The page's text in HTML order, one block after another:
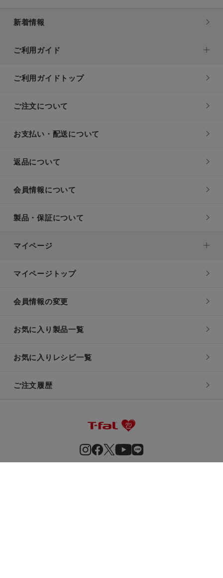
新着情報
ご利用ガイド
ご利用ガイドトップ
ご注文について
お支払い・配送について
返品について
会員情報について
製品・保証について
マイページ
マイページトップ
会員情報の変更
お気に入り製品一覧
お気に入りレシピ一覧
ご注文履歴